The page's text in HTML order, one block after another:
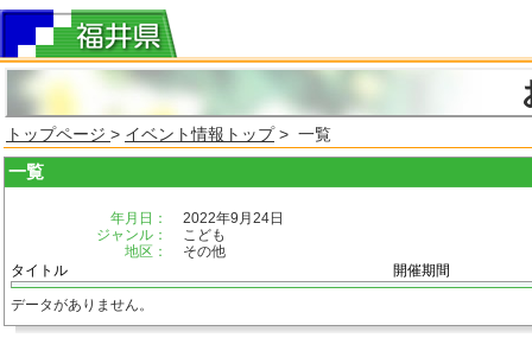
トップページ > イベント情報トップ> 一覧
一覧
年月日：
2022年9月24日
ジャンル：
こども
地区：
その他
タイトル
開催期間
データがありません。